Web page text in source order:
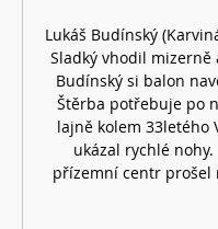
Lukáš Budínský
Sladký vhodil mizerně
Budínský si balon
Štěrba potřebuje po
lajně kolem 33letého
ukázal rychlé
přízemní centr prošel